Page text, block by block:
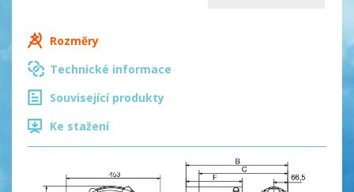
Rozměry
Technické informace
Související produkty
Ke stažení